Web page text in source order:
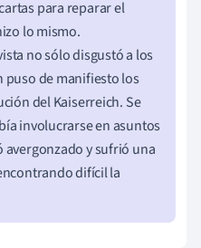
para reparar el
lo mismo.
no sólo disgustó a los
de manifiesto los
del Kaiserreich. Se
involucrarse en asuntos
avergonzado y sufrió una
difícil la